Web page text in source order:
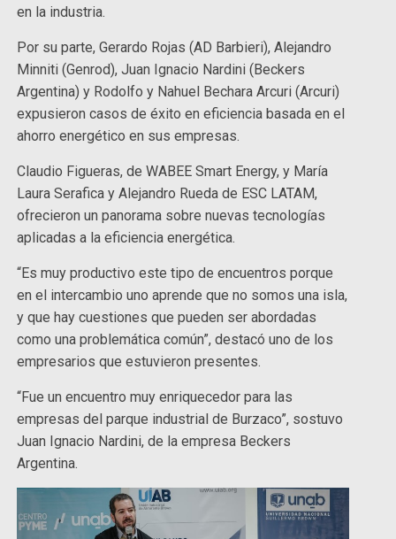
en la industria.
Por su parte, Gerardo Rojas (AD Barbieri), Alejandro
Minniti (Genrod), Juan Ignacio Nardini (Beckers
Argentina) y Rodolfo y Nahuel Bechara Arcuri (Arcuri)
expusieron casos de éxito en eficiencia basada en el
ahorro energético en sus empresas.
Claudio Figueras, de WABEE Smart Energy, y María
Laura Serafica y Alejandro Rueda de ESC LATAM,
ofrecieron un panorama sobre nuevas tecnologías
aplicadas a la eficiencia energética.
“Es muy productivo este tipo de encuentros porque
en el intercambio uno aprende que no somos una isla,
y que hay cuestiones que pueden ser abordadas
como una problemática común”, destacó uno de los
empresarios que estuvieron presentes.
“Fue un encuentro muy enriquecedor para las
empresas del parque industrial de Burzaco”, sostuvo
Juan Ignacio Nardini, de la empresa Beckers
Argentina.